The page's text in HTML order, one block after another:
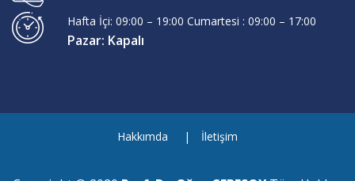
Hafta İçi: 09:00 – 19:00 Cumartesi : 09:00 – 17:00
Pazar: Kapalı
Hakkımda İletişim